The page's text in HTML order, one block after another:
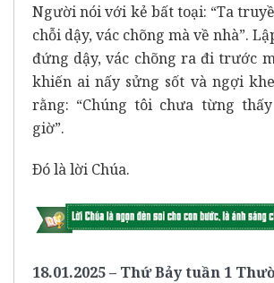
Người nói với kẻ bất toại: “Ta
chỗi dậy, vác chõng mà về nhà”.
đứng dậy, vác chõng ra đi trước
khiến ai nấy sửng sốt và ngợi
rằng: “Chúng tôi chưa từng
giờ”.
Ðó là lời Chúa.
18.01.2025 – Thứ Bảy tuần 1